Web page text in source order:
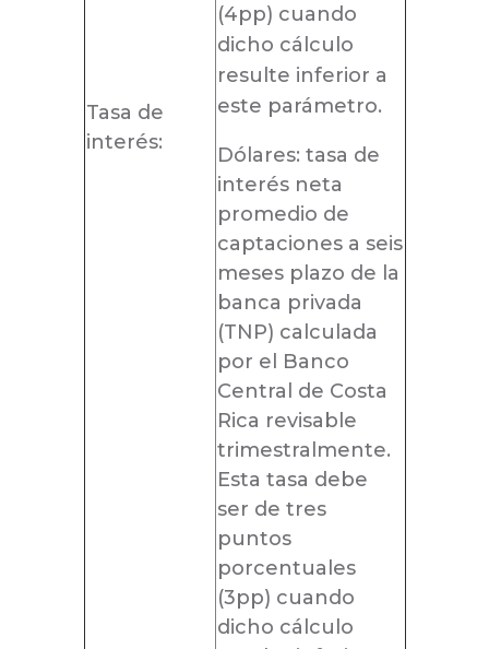
Tasa de
interés:
(4pp) cuando
dicho cálculo
resulte inferior a
este parámetro.
Dólares: tasa de
interés neta
promedio de
captaciones a seis
meses plazo de la
banca privada
(TNP) calculada
por el Banco
Central de Costa
Rica revisable
trimestralmente.
Esta tasa debe
ser de tres
puntos
porcentuales
(3pp) cuando
dicho cálculo